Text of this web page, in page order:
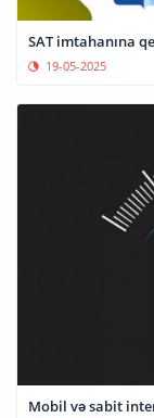
SAT imtahanına
19-05-2025
Mobil və sabit